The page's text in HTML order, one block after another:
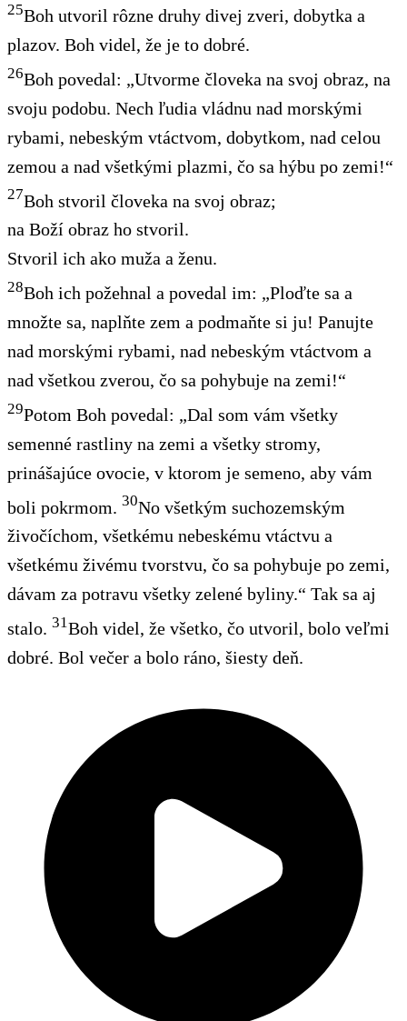
25Boh utvoril rôzne druhy divej zveri, dobytka a
plazov. Boh videl, že je to dobré.
26Boh povedal: „Utvorme človeka na svoj obraz, na
svoju podobu. Nech ľudia vládnu nad morskými
rybami, nebeským vtáctvom, dobytkom, nad celou
zemou a nad všetkými plazmi, čo sa hýbu po zemi!“
27Boh stvoril človeka na svoj obraz;
na Boží obraz ho stvoril.
Stvoril ich ako muža a ženu.
28Boh ich požehnal a povedal im: „Ploďte sa a
množte sa, naplňte zem a podmaňte si ju! Panujte
nad morskými rybami, nad nebeským vtáctvom a
nad všetkou zverou, čo sa pohybuje na zemi!“
29Potom Boh povedal: „Dal som vám všetky
semenné rastliny na zemi a všetky stromy,
prinášajúce ovocie, v ktorom je semeno, aby vám
boli pokrmom.
30No všetkým suchozemským
živočíchom, všetkému nebeskému vtáctvu a
všetkému živému tvorstvu, čo sa pohybuje po zemi,
dávam za potravu všetky zelené byliny.“ Tak sa aj
stalo. 31Boh videl, že všetko, čo utvoril, bolo veľmi
dobré. Bol večer a bolo ráno, šiesty deň.